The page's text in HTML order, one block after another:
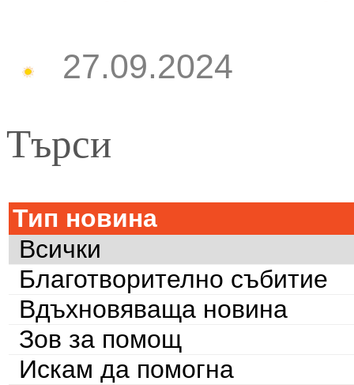
27.09.2024
Търси
Тип новина
Всички
Благотворително събитие
Вдъхновяваща новина
Зов за помощ
Искам да помогна